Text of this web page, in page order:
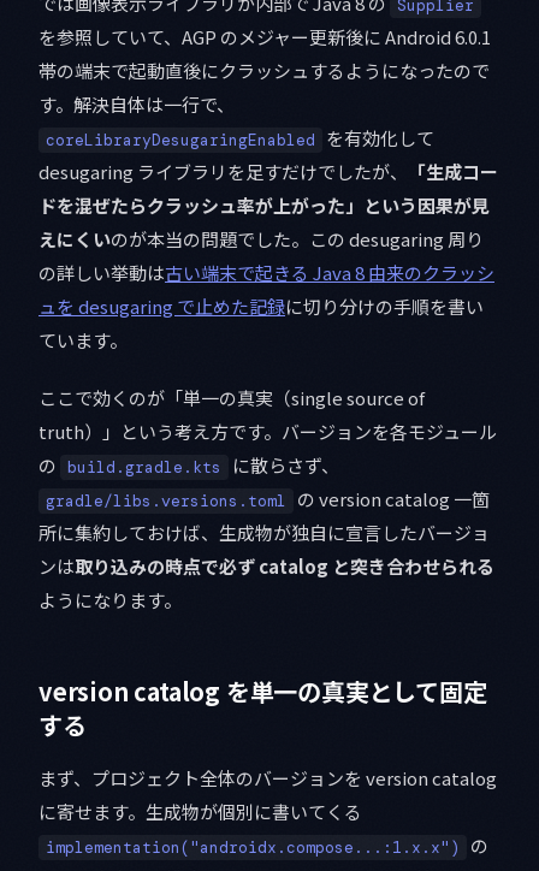
Supplier
を参照していて、AGP のメジャー更新後に Android 6.0.1
帯の端末で起動直後にクラッシュするようになったので
す。解決自体は一行で、
coreLibraryDesugaringEnabled
を有効化して
desugaring ライブラリを足すだけでしたが、
「生成コー
ドを混ぜたらクラッシュ率が上がった」という因果が見
えにくいのが本当の問題でした。この desugaring 周り
の詳しい挙動は古い端末で起きる Java 8 由来のクラッシ
ュを desugaring で止めた記録に切り分けの手順を書い
ています。
ここで効くのが「単一の真実（single source of
truth）」という考え方です。バージョンを各モジュール
の build.gradle.kts に散らさず、
gradle/libs.versions.toml
の version catalog 一箇
所に集約しておけば、生成物が独自に宣言したバージョ
ンは取り込みの時点で必ず catalog と突き合わせられる
ようになります。
version catalog を単一の真実として固定
する
まず、プロジェクト全体のバージョンを version catalog
に寄せます。生成物が個別に書いてくる
implementation("androidx.compose...:1.x.x")
の